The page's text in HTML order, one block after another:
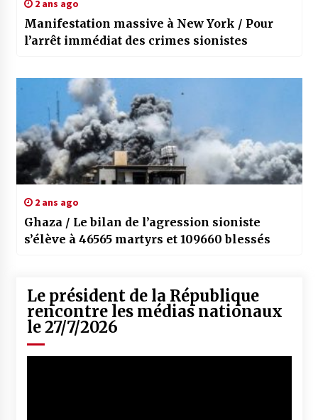
2 ans ago
Manifestation massive à New York / Pour
l’arrêt immédiat des crimes sionistes
2 ans ago
Ghaza / Le bilan de l’agression sioniste
s’élève à 46565 martyrs et 109660 blessés
Le président de la République
rencontre les médias nationaux
le 27/7/2026